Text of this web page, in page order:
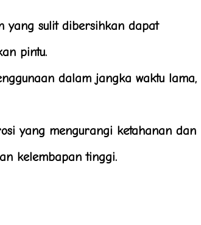
yang sulit dibersihkan dapat
pintu.
dalam jangka waktu lama,
yang mengurangi ketahanan dan
kelembapan tinggi.